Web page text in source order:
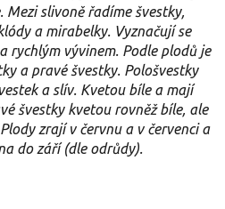
Mezi slivoně řadíme švestky,
a mirabelky. Vyznačují se
rychlým vývinem. Podle plodů je
a pravé švestky. Pološvestky
a slív. Kvetou bíle a mají
švestky kvetou rovněž bíle, ale
zrají v červnu a v červenci a
do září (dle odrůdy).